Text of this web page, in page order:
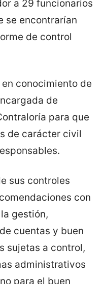
a 29 funcionarios
se encontrarían
de control
conocimiento de
de
para que
de carácter civil
sus controles
con
gestión,
cuentas y buen
sujetas a control,
administrativos
para el buen